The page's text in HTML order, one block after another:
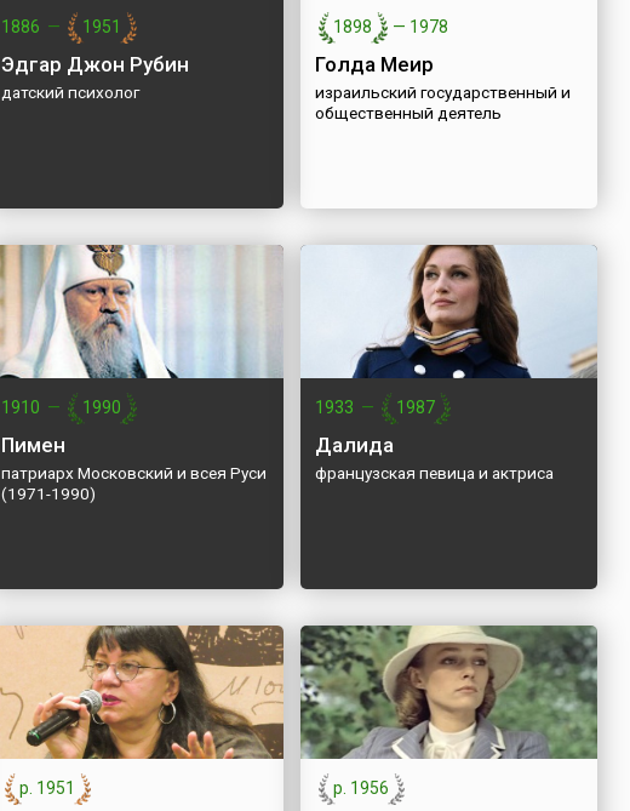
1886 — 1951
Эдгар Джон Рубин
датский психолог
1898 — 1978
Голда Меир
израильский государственный и
общественный деятель
1910 — 1990
Пимен
патриарх Московский и всея Руси
(1971-1990)
1933 — 1987
Далида
французская певица и актриса
р. 1951 р. 1956